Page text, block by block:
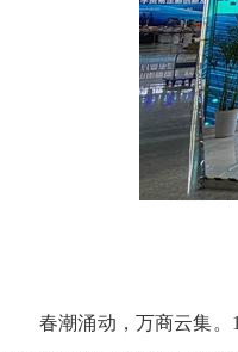
春潮涌动，万商云集。